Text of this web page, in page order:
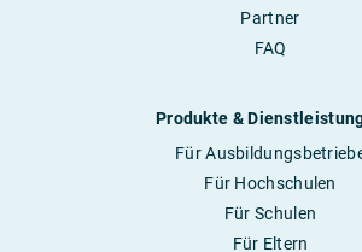
Partner
FAQ
Produkte &
Für
Für Hochschulen
Für Schulen
Für Eltern